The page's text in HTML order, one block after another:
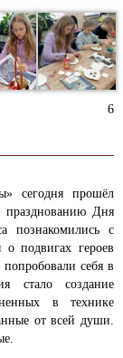
6
сегодня прошёл
празднованию Дня
познакомились с
о подвигах героев
себя в
стало создание
в технике
от всей души.